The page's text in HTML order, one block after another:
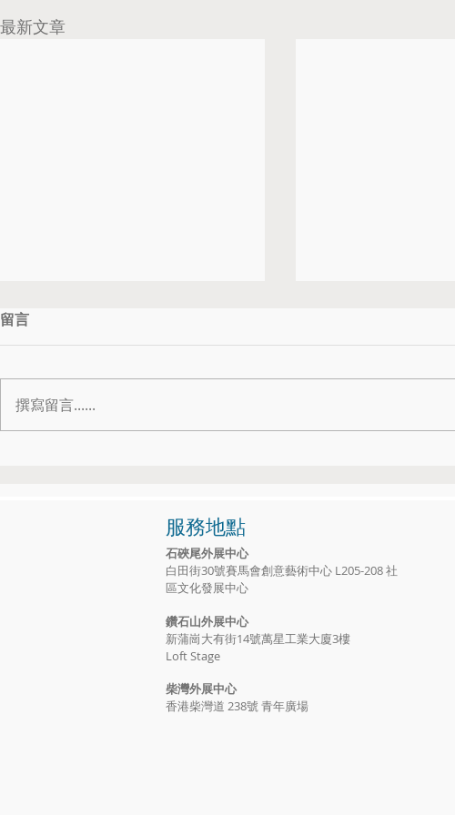
最新文章
留言
撰寫留言......
服務地點
石硤尾外展中心
白田街30號賽馬會創意藝術中心 L205-208 社
區文化發展中心
鑽石山外展中心
新蒲崗大有街14號萬星工業大廈3樓
Loft Stage
​柴灣外展中心
香港柴灣道 238號 青年廣場